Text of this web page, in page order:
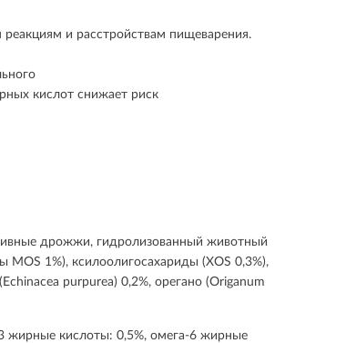
и расстройствам пищеварения.
кислот снижает риск
пивные дрожжи, гидролизованный животный
1%), ксилоолигосахариды (XOS 0,3%),
purpurea) 0,2%, орегано (Origanum
жирные кислоты: 0,5%, омега-6 жирные